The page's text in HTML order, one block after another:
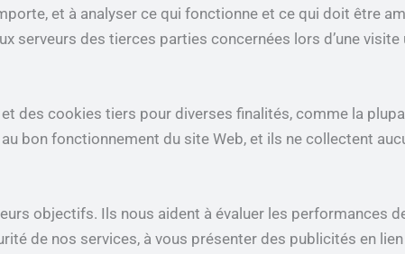
et à analyser ce qui fonctionne et ce qui doit être
serveurs des tierces parties concernées lors d’une visite
des cookies tiers pour diverses finalités, comme la
bon fonctionnement du site Web, et ils ne collectent
objectifs. Ils nous aident à évaluer les performances
de nos services, à vous présenter des publicités en